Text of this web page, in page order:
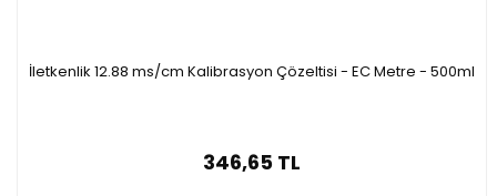
İletkenlik 12.88 ms/cm Kalibrasyon Çözeltisi - EC Metre - 500ml
346,65 TL